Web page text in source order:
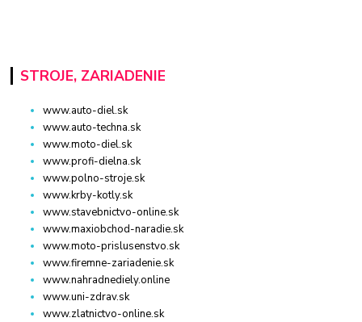
STROJE, ZARIADENIE
www.auto-diel.sk
www.auto-techna.sk
www.moto-diel.sk
www.profi-dielna.sk
www.polno-stroje.sk
www.krby-kotly.sk
www.stavebnictvo-online.sk
www.maxiobchod-naradie.sk
www.moto-prislusenstvo.sk
www.firemne-zariadenie.sk
www.nahradnediely.online
www.uni-zdrav.sk
www.zlatnictvo-online.sk